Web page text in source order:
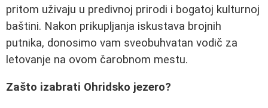
pritom uživaju u predivnoj prirodi i bogatoj kulturnoj
baštini. Nakon prikupljanja iskustava brojnih
putnika, donosimo vam sveobuhvatan vodič za
letovanje na ovom čarobnom mestu.
Zašto izabrati Ohridsko jezero?